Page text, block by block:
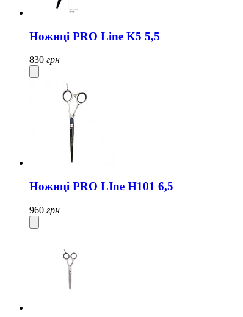
Ножиці PRO Line K5 5,5
830 грн
Ножиці PRO LIne H101 6,5
960 грн